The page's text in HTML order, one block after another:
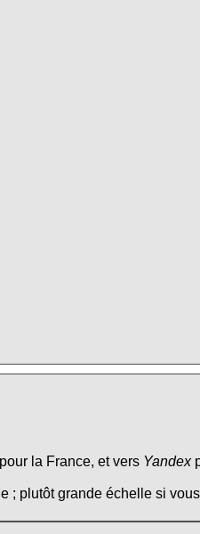
pour la France, et vers Yandex
; plutôt grande échelle si